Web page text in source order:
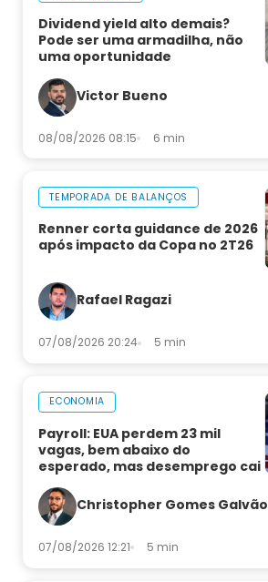
Dividend yield alto demais?
Pode ser uma armadilha, não
uma oportunidade
Victor Bueno
08/08/2026 08:15 6 min
TEMPORADA DE BALANÇOS
Renner corta guidance de 2026
após impacto da Copa no 2T26
Rafael Ragazi
07/08/2026 20:24 5 min
ECONOMIA
Payroll: EUA perdem 23 mil
vagas, bem abaixo do
esperado, mas desemprego cai
Christopher Gomes Galvão
07/08/2026 12:21 5 min